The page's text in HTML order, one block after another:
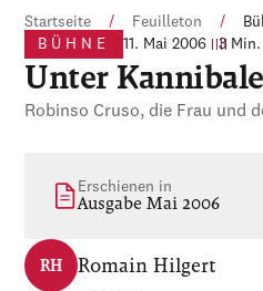
Startseite / Feuilleton /
BÜHNE
11. Mai 2006 3
Unter
Robinso Cruso, die Frau und
Erschienen in
Ausgabe Mai 2006
RH Romain Hilgert